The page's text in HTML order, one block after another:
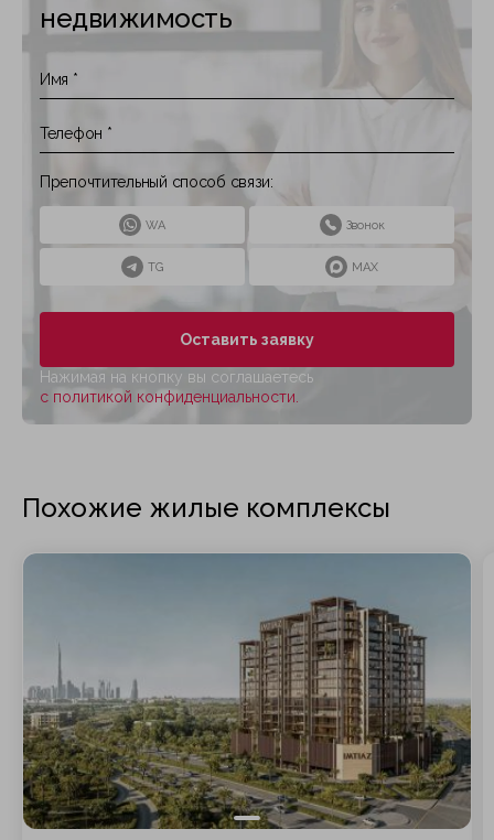
недвижимость
Препочтительный способ связи:
WA Звонок
TG MAX
Оставить заявку
Нажимая на кнопку вы соглашаетесь
с политикой конфиденциальности.
Похожие жилые комплексы